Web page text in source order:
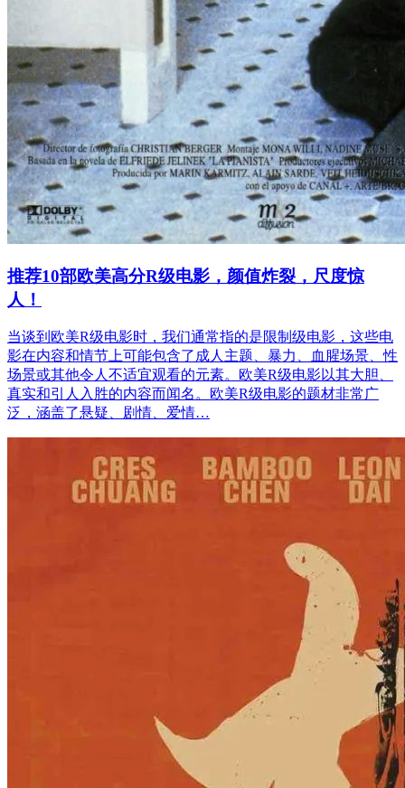
推荐10部欧美高分R级电影，颜值炸裂，尺度惊
人！
当谈到欧美R级电影时，我们通常指的是限制级电影，这些电
影在内容和情节上可能包含了成人主题、暴力、血腥场景、性
场景或其他令人不适宜观看的元素。欧美R级电影以其大胆、
真实和引人入胜的内容而闻名。欧美R级电影的题材非常广
泛，涵盖了悬疑、剧情、爱情…